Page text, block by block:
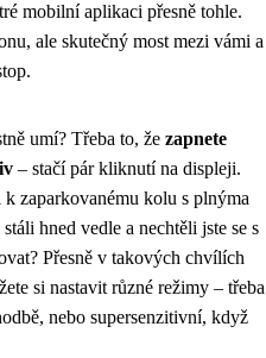
mobilní aplikaci přesně tohle.
ale skutečný most mezi vámi a
umí? Třeba to, že zapnete
– stačí pár kliknutí na displeji.
zaparkovanému kolu s plnýma
hned vedle a nechtěli jste se s
Přesně v takových chvílích
si nastavit různé režimy – třeba
nebo supersenzitivní, když